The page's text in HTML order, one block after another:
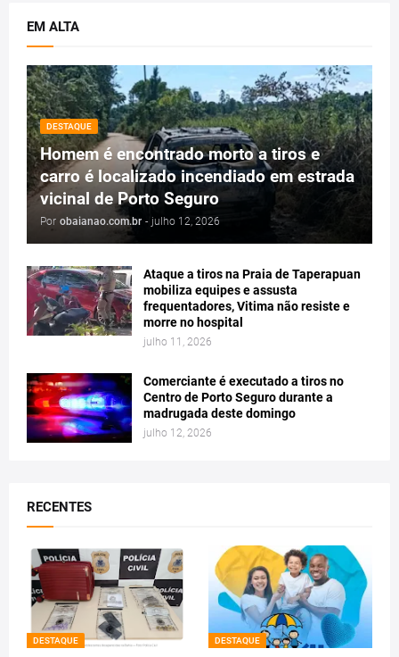
EM ALTA
DESTAQUE
Homem é encontrado morto a tiros e
carro é localizado incendiado em estrada
vicinal de Porto Seguro
Por obaianao.com.br - julho 12, 2026
Ataque a tiros na Praia de Taperapuan
mobiliza equipes e assusta
frequentadores, Vitima não resiste e
morre no hospital
julho 11, 2026
Comerciante é executado a tiros no
Centro de Porto Seguro durante a
madrugada deste domingo
julho 12, 2026
RECENTES
DESTAQUE DESTAQUE